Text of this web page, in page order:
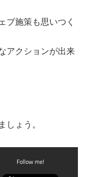
ブ施策も思いつく
アクションが出来
ょう。
Follow me!